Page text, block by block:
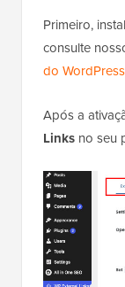
Primeiro,
consulte
do WordPress
Após a
Links no seu